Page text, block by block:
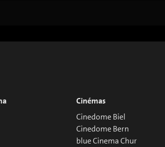
Cinémas
Cinedome Biel
Cinedome Bern
blue Cinema Chur